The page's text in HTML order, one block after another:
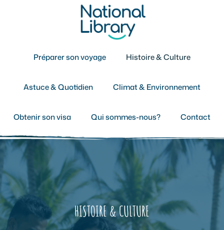
Préparer son voyage Histoire & Culture
Astuce & Quotidien Climat & Environnement
Obtenir son visa Qui sommes-nous? Contact
HISTOIRE & CULTURE